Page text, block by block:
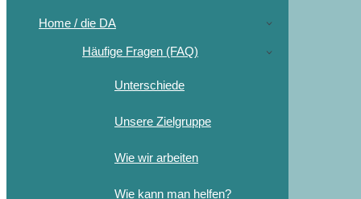
Home / die DA
Häufige Fragen (FAQ)
Unterschiede
Unsere Zielgruppe
Wie wir arbeiten
Wie kann man helfen?